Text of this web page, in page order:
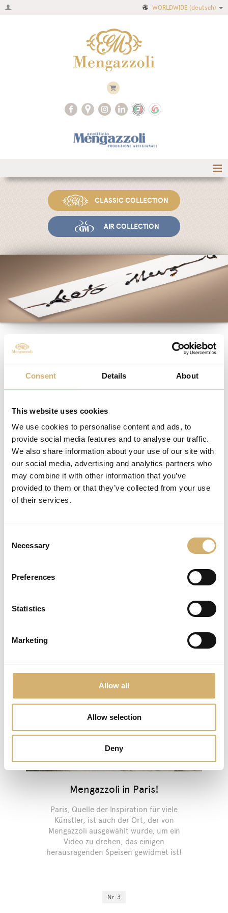
Consent Details About
This website uses cookies
We use cookies to personalise content and ads, to
provide social media features and to analyse our traffic.
We also share information about your use of our site with
our social media, advertising and analytics partners who
may combine it with other information that you’ve
provided to them or that they’ve collected from your use
of their services.
Selection
Necessary
Preferences
Statistics
Marketing
Allow all
Allow selection
Deny
WORLDWIDE (deutsch)
Produktkatalog
System und Qualität
Messen und Veranstaltungen
Egocalo
Mengazzoli TV
Kundenservice
Mengazzoli LIVE
CLASSIC COLLECTION
AIR COLLECTION
Mengazzoli in Paris!
Paris, Quelle der Inspiration für viele
Künstler, ist auch der Ort, der von
Mengazzoli ausgewählt wurde, um ein
Video zu drehen, das einigen
herausragenden Speisen gewidmet ist!
Nr. 3